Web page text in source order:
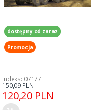
dostępny od zaraz
Promocja
Indeks: 07177
120,20 PLN
150,09 PLN